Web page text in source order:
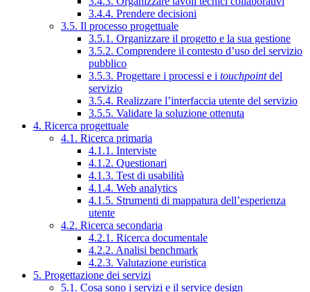
3.4.4. Prendere decisioni
3.5. Il processo progettuale
3.5.1. Organizzare il progetto e la sua gestione
3.5.2. Comprendere il contesto d’uso del servizio
pubblico
3.5.3. Progettare i processi e i touchpointdel
servizio
3.5.4. Realizzare l’interfaccia utente del servizio
3.5.5. Validare la soluzione ottenuta
4. Ricerca progettuale
4.1. Ricerca primaria
4.1.1. Interviste
4.1.2. Questionari
4.1.3. Test di usabilità
4.1.4. Web analytics
4.1.5. Strumenti di mappatura dell’esperienza
utente
4.2. Ricerca secondaria
4.2.1. Ricerca documentale
4.2.2. Analisi benchmark
4.2.3. Valutazione euristica
5. Progettazione dei servizi
5.1. Cosa sono i servizi e il service design